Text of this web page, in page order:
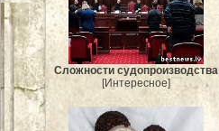
Сложности судопроизводства
[Интересное]